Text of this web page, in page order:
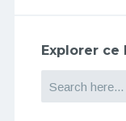
Explorer ce